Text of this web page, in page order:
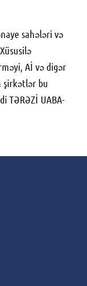
sahələri və
Aİ və digər
şirkətlər bu
TƏRƏZİ UABA-